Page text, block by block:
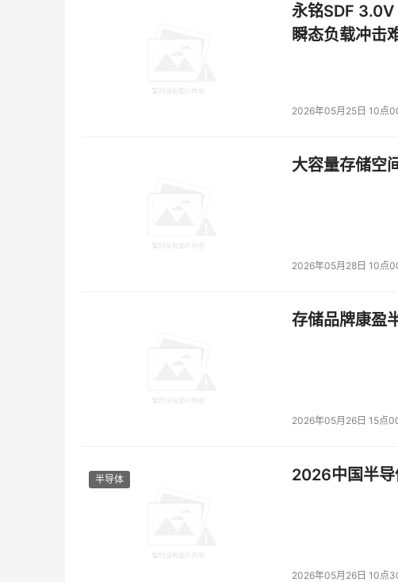
永铭SDF
瞬态负载冲击
2026年05月25日 10点
大容量存储空
2026年05月28日 10点
存储品牌康盈
2026年05月26日 15点
半导体 2026中国半导
2026年05月26日 10点